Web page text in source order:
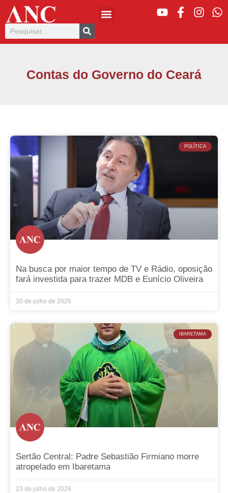
Contas do Governo do Ceará
POLÍTICA
Na busca por maior tempo de TV e Rádio, oposição
fará investida para trazer MDB e Eunício Oliveira
30 de julho de 2026
IBARETAMA
Sertão Central: Padre Sebastião Firmiano morre
atropelado em Ibaretama
23 de julho de 2026